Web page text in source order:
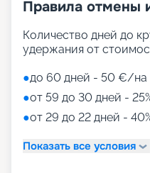
2026 - 2027 г.
размахом – от
Испании и Франции.
купить путевку
нужные сведения –
палуб, цены путевок,
интерьеров. Вас ждет
того чтобы выбрать
Правила отмены
Количество дней до
удержания от
●до 60 дней - 50 €/на
●от 59 до 30 дней -
●от 29 до 22 дней -
Показать все условия